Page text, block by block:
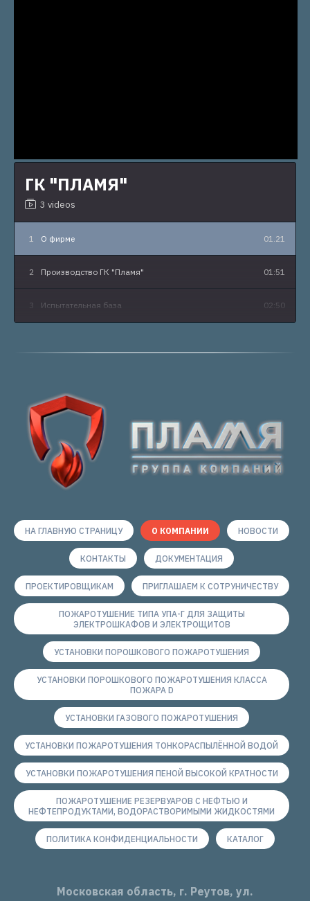
ГК "ПЛАМЯ"
3 videos
1 О фирме 01.21
2 Производство ГК "Пламя" 01:51
3 Испытательная база 02:50
НА ГЛАВНУЮ СТРАНИЦУ О КОМПАНИИ НОВОСТИ
КОНТАКТЫ ДОКУМЕНТАЦИЯ
ПРОЕКТИРОВЩИКАМ ПРИГЛАШАЕМ К СОТРУНИЧЕСТВУ
ПОЖАРОТУШЕНИЕ ТИПА УПА-Г ДЛЯ ЗАЩИТЫ
ЭЛЕКТРОШКАФОВ И ЭЛЕКТРОЩИТОВ
УСТАНОВКИ ПОРОШКОВОГО ПОЖАРОТУШЕНИЯ
УСТАНОВКИ ПОРОШКОВОГО ПОЖАРОТУШЕНИЯ КЛАССА
ПОЖАРА D
УСТАНОВКИ ГАЗОВОГО ПОЖАРОТУШЕНИЯ
УСТАНОВКИ ПОЖАРОТУШЕНИЯ ТОНКОРАСПЫЛЁННОЙ ВОДОЙ
УСТАНОВКИ ПОЖАРОТУШЕНИЯ ПЕНОЙ ВЫСОКОЙ КРАТНОСТИ
ПОЖАРОТУШЕНИЕ РЕЗЕРВУАРОВ С НЕФТЬЮ И
НЕФТЕПРОДУКТАМИ, ВОДОРАСТВОРИМЫМИ ЖИДКОСТЯМИ
ПОЛИТИКА КОНФИДЕНЦИАЛЬНОСТИ КАТАЛОГ
Московская область, г. Реутов, ул.